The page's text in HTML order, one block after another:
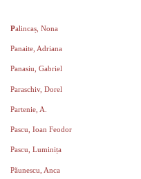
Palincaș, Nona
Panaite, Adriana
Panasiu, Gabriel
Paraschiv, Dorel
Partenie, A.
Pascu, Ioan Feodor
Pascu, Luminița
Păunescu, Anca